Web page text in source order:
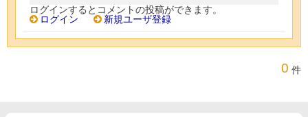
ログインするとコメントの投稿ができます。
ログイン
新規ユーザ登録
0 件